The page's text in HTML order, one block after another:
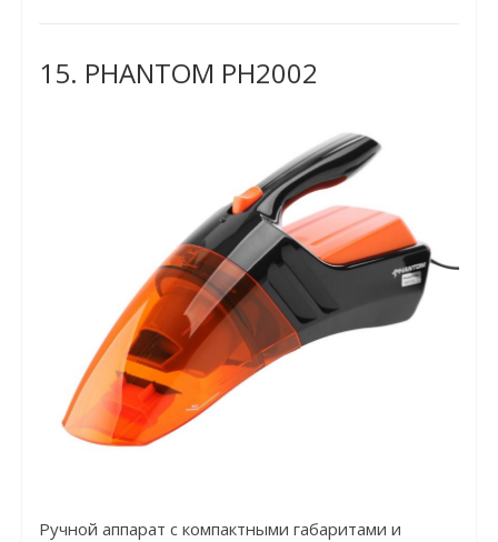
15. PHANTOM PH2002
Ручной аппарат с компактными габаритами и